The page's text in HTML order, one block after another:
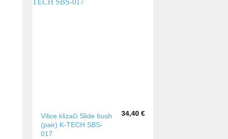
Vilice klizači Slide bush
(pair) K-TECH SBS-
017
34,40 €